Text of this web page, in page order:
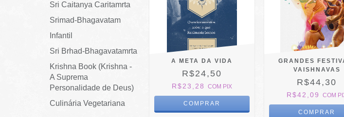
Sri Caitanya Caritamrta
Srimad-Bhagavatam
Infantil
Sri Brhad-Bhagavatamrta
Krishna Book (Krishna -
A Suprema
Personalidade de Deus)
Culinária Vegetariana
A META DA VIDA
R$24,50
R$23,28COM PIX
GRANDES
VAISHNAVAS
R$44,30
R$42,09COM